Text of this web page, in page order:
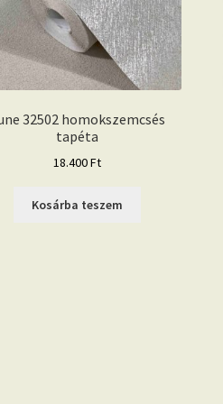
32502 homokszemcsés
tapéta
18.400Ft
Kosárba teszem